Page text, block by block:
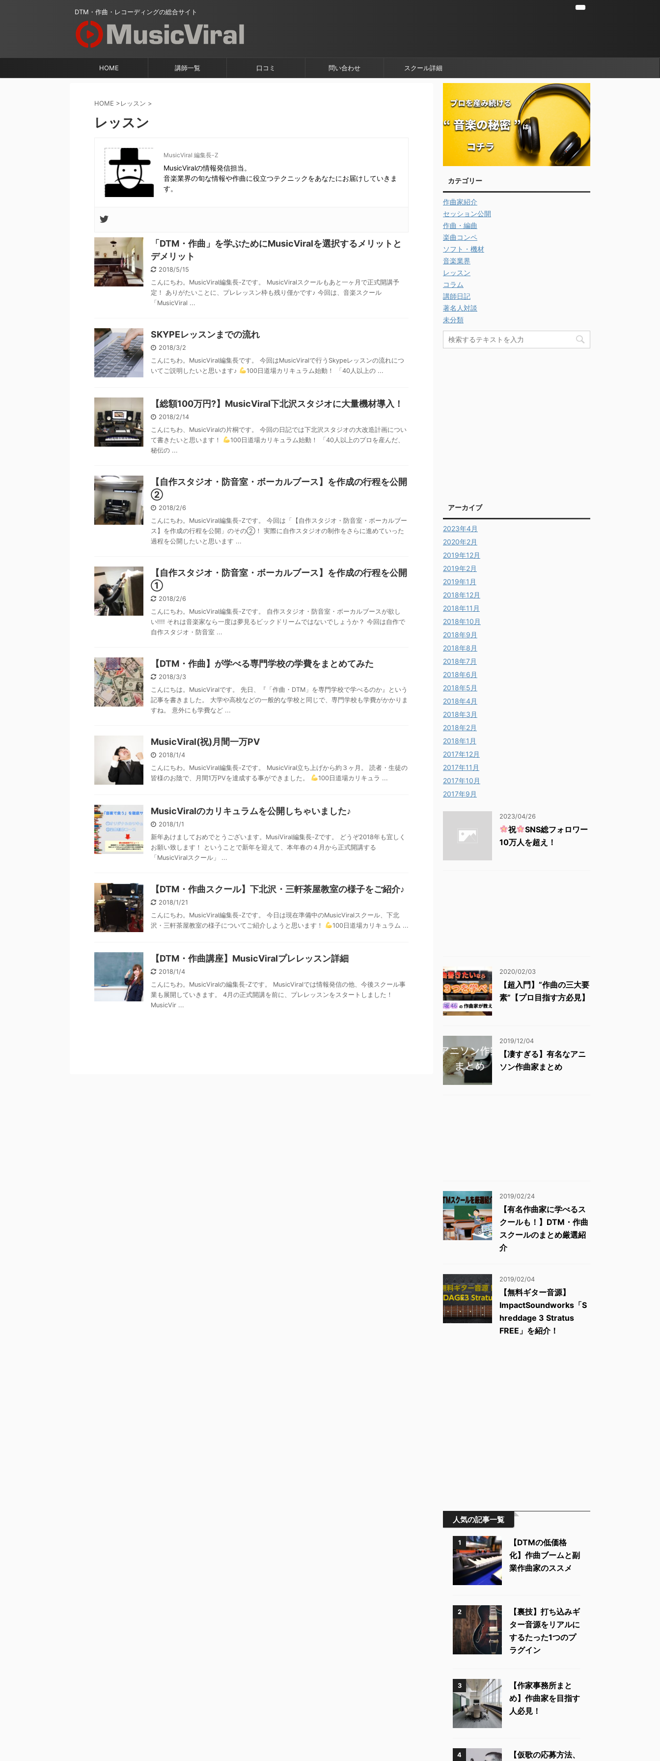
DTM・作曲・レコーディングの総合サイト
HOME 講師一覧 口コミ 問い合わせ スクール詳細
HOME >レッスン >
レッスン
MusicViral 編集長-Z
MusicViralの情報発信担当。
音楽業界の旬な情報や作曲に役立つテクニックをあなたにお届けしていきま
す。
「DTM・作曲」を学ぶためにMusicViralを選択するメリットと
デメリット
2018/5/15
こんにちわ。MusicViral編集長-Zです。 MusicViralスクールもあと一ヶ月で正式開講予
定！ ありがたいことに、プレレッスン枠も残り僅かです♪ 今回は、音楽スクール
「MusicViral ...
SKYPEレッスンまでの流れ
2018/3/2
こんにちわ。MusicViral編集長です。 今回はMusicViralで行うSkypeレッスンの流れにつ
いてご説明したいと思います♪
100日道場カリキュラム始動！ 「40人以上の ...
【総額100万円?】MusicViral下北沢スタジオに大量機材導入！
2018/2/14
こんにちわ、MusicViralの片桐です。 今回の日記では下北沢スタジオの大改造計画につい
て書きたいと思います！
100日道場カリキュラム始動！ 「40人以上のプロを産んだ、
秘伝の ...
【自作スタジオ・防音室・ボーカルブース】を作成の行程を公開
②
2018/2/6
こんにちわ。MusicViral編集長-Zです。 今回は「【自作スタジオ・防音室・ボーカルブー
ス】を作成の行程を公開」のその②！ 実際に自作スタジオの制作をさらに進めていった
過程を公開したいと思います ...
【自作スタジオ・防音室・ボーカルブース】を作成の行程を公開
①
2018/2/6
こんにちわ。MusicViral編集長-Zです。 自作スタジオ・防音室・ボーカルブースが欲し
い!!!! それは音楽家なら一度は夢見るビックドリームではないでしょうか？ 今回は自作で
自作スタジオ・防音室 ...
【DTM・作曲】が学べる専門学校の学費をまとめてみた
2018/3/3
こんにちは。MusicViralです。 先日、『「作曲・DTM」を専門学校で学べるのか』という
記事を書きました。 大学や高校などの一般的な学校と同じで、専門学校も学費がかかりま
すね。 意外にも学費など ...
MusicViral(祝)月間一万PV
2018/1/4
こんにちわ。MusicViral編集長-Zです。 MusicViral立ち上げから約３ヶ月。 読者・生徒の
皆様のお陰で、月間1万PVを達成する事ができました。
100日道場カリキュラ ...
MusicViralのカリキュラムを公開しちゃいました♪
2018/1/1
新年あけましておめでとうございます。MusiViral編集長-Zです。 どうぞ2018年も宜しく
お願い致します！ ということで新年を迎えて、本年春の４月から正式開講する
「MusicViralスクール」 ...
【DTM・作曲スクール】下北沢・三軒茶屋教室の様子をご紹介♪
2018/1/21
こんにちわ。MusicViral編集長-Zです。 今日は現在準備中のMusicViralスクール、下北
沢・三軒茶屋教室の様子についてご紹介しようと思います！
100日道場カリキュラム ...
【DTM・作曲講座】MusicViralプレレッスン詳細
2018/1/4
こんにちわ。MusicViralの編集長-Zです。 MusicViralでは情報発信の他、今後スクール事
業も展開していきます。 4月の正式開講を前に、プレレッスンをスタートしました！
MusicVir ...
カテゴリー
作曲家紹介
セッション公開
作曲・編曲
楽曲コンペ
ソフト・機材
音楽業界
レッスン
コラム
講師日記
著名人対談
未分類
アーカイブ
2023年4月
2020年2月
2019年12月
2019年2月
2019年1月
2018年12月
2018年11月
2018年10月
2018年9月
2018年8月
2018年7月
2018年6月
2018年5月
2018年4月
2018年3月
2018年2月
2018年1月
2017年12月
2017年11月
2017年10月
2017年9月
2023/04/26
祝
SNS総フォロワー
10万人を超え！
2020/02/03
【超入門】”作曲の三大要
素”【プロ目指す方必見】
2019/12/04
【凄すぎる】有名なアニ
ソン作曲家まとめ
2019/02/24
【有名作曲家に学べるス
クールも！】DTM・作曲
スクールのまとめ厳選紹
介
2019/02/04
【無料ギター音源】
ImpactSoundworks「S
hreddage 3 Stratus
FREE」を紹介！
人気の記事一覧
1
【DTMの低価格
化】作曲ブームと副
業作曲家のススメ
2
【裏技】打ち込みギ
ター音源をリアルに
するたった1つのプ
ラグイン
3
【作家事務所まと
め】作曲家を目指す
人必見！
4 【仮歌の応募方法、